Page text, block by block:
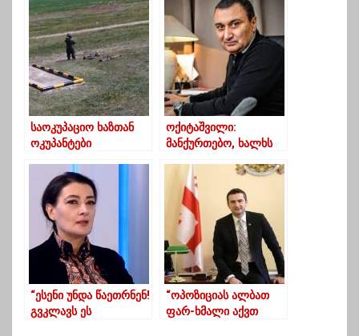
დაურღვევია კანონი
ოკუპაციის შესახებ –
შსს
რუსული ცინიზმი”
საოკუპაციო ხაზთან
ოკუპანტები
თანამგზავრულ
რადიოსადგურს
დგამენ
ოქიტაშვილი:
მანქურთებო, ხალხს
მთავრობის
დამხობისკენ რომ
მოუწოდებდით, მაშინ
არიყო ეპიდემია?
“ესენი უნდა წაეთრნენ!
გვკლავს ეს
“ოპოზიციას ალბათ
ფარ-ხმალი აქვთ